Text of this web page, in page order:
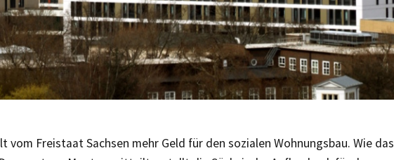
vom Freistaat Sachsen mehr Geld für den sozialen Wohnungsbau. Wie das